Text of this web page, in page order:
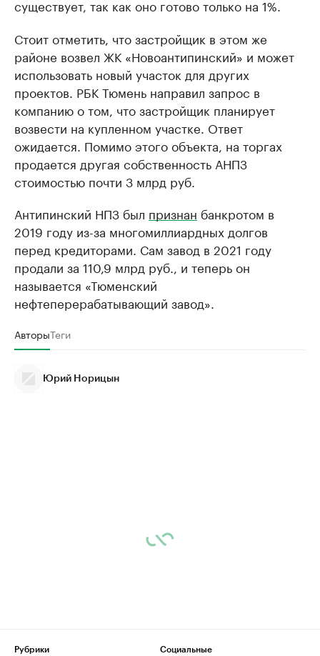
существует, так как оно готово только на 1%.
Стоит отметить, что застройщик в этом же
районе возвел ЖК «Новоантипинский» и может
использовать новый участок для других
проектов. РБК Тюмень направил запрос в
компанию о том, что застройщик планирует
возвести на купленном участке. Ответ
ожидается. Помимо этого объекта, на торгах
продается другая собственность АНПЗ
стоимостью почти 3 млрд руб.
Антипинский НПЗ был признан банкротом в
2019 году из-за многомиллиардных долгов
перед кредиторами. Сам завод в 2021 году
продали за 110,9 млрд руб., и теперь он
называется «Тюменский
нефтеперерабатывающий завод».
АвторыТеги
Юрий Норицын
Рубрики
Социальные